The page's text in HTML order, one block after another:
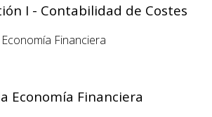
I - Contabilidad de Costes
Economía Financiera